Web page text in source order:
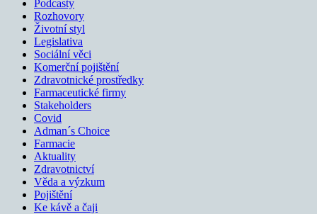
Podcasty
Rozhovory
Životní styl
Legislativa
Sociální věci
Komerční pojištění
Zdravotnické prostředky
Farmaceutické firmy
Stakeholders
Covid
Adman´s Choice
Farmacie
Aktuality
Zdravotnictví
Věda a výzkum
Pojištění
Ke kávě a čaji